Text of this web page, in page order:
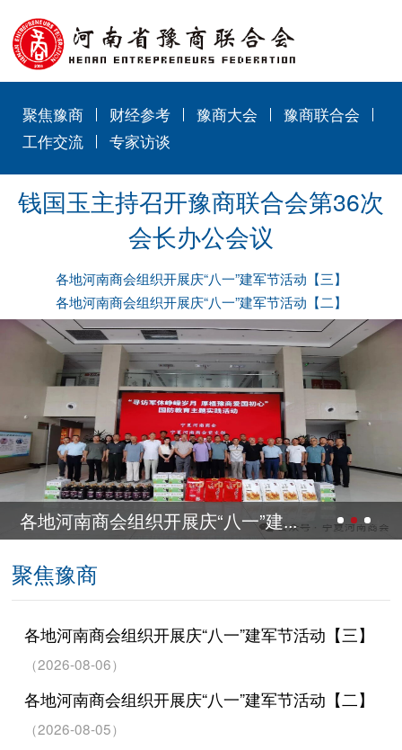
聚焦豫商 财经参考 豫商大会
豫商联合会
工作交流
专家访谈
钱国玉主持召开豫商联合会第36次
会长办公会议
各地河南商会组织开展庆“八一”建军节活动【三】
各地河南商会组织开展庆“八一”建军节活动【二】
各地河南商会组织开展庆“八一”建...
聚焦豫商
各地河南商会组织开展庆“八一”建军节活动【三】
（2026-08-06）
各地河南商会组织开展庆“八一”建军节活动【二】
（2026-08-05）